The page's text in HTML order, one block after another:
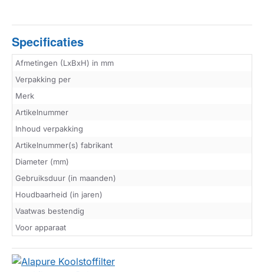
Specificaties
Afmetingen (LxBxH) in mm
Verpakking per
Merk
Artikelnummer
Inhoud verpakking
Artikelnummer(s) fabrikant
Diameter (mm)
Gebruiksduur (in maanden)
Houdbaarheid (in jaren)
Vaatwas bestendig
Voor apparaat